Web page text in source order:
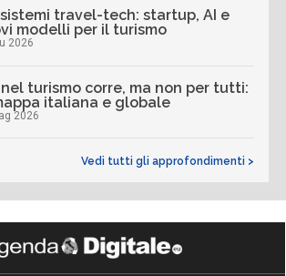
travel-tech: startup, AI e
modelli per il turismo
2026
nel turismo corre, ma non per tutti:
italiana e globale
2026
Vedi tutti gli approfondimenti >